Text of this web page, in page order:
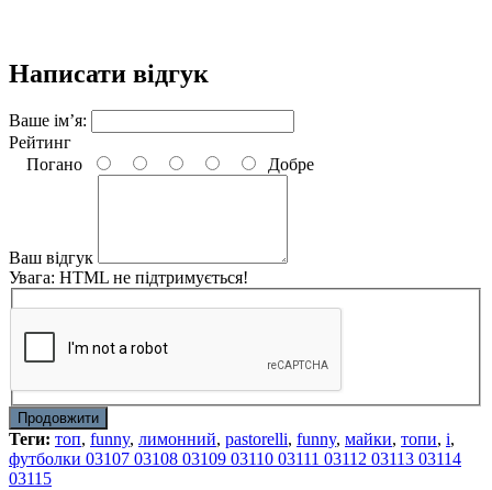
Написати відгук
Ваше ім’я:
Рейтинг
Погано
Добре
Ваш відгук
Увага: HTML не підтримується!
Продовжити
Теги: топ, funny, лимонний, pastorelli, funny, майки, топи, і,
футболки 03107 03108 03109 03110 03111 03112 03113 03114
03115